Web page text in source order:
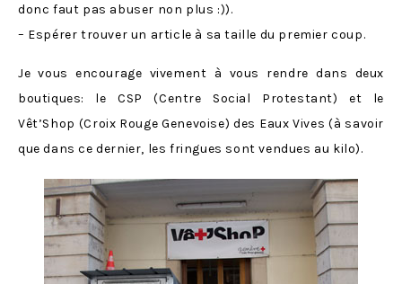
donc faut pas abuser non plus :)).
– Espérer trouver un article à sa taille du premier coup.
Je vous encourage vivement à vous rendre dans deux
boutiques: le CSP (Centre Social Protestant) et le
Vêt’Shop (Croix Rouge Genevoise) des Eaux Vives (à savoir
que dans ce dernier, les fringues sont vendues au kilo).